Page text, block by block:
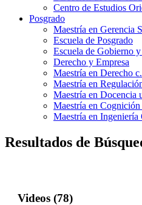
Centro de Estudios
Posgrado
Maestría en Gerencia
Escuela de Posgrado
Escuela de Gobierno
Derecho y Empresa
Maestría en Derecho
Maestría en
Maestría en Docencia
Maestría en
Maestría en Ingeniería
Resultados de
Videos (78)